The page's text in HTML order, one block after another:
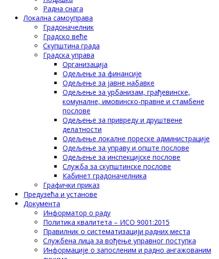
Радна снага
Локална самоуправа
Градоначелник
Градско веће
Скупштина града
Градска управа
Организација
Одељење за финансије
Одељење за јавне набавке
Одељење за урбанизам, грађевинске,
комуналне, имовинско-правне и стамбене
послове
Одељење за привреду и друштвене
делатности
Одељење локалне пореске администрације
Одељење за управу и опште послове
Одељење за инспекцијске послове
Служба за скупштинске послове
Кабинет градоначелника
Графички приказ
Предузећа и установе
Документа
Информатор о раду
Политика квалитета – ИСО 9001:2015
Правилник о систематизацији радних места
Службена лица за вођење управног поступка
Информације о запосленим и радно ангажованим